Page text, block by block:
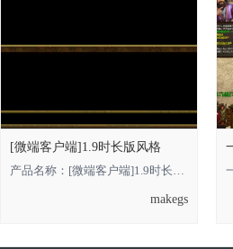
[微端客户端]1.9时长版风格
产品名称：[微端客户端]1.9时长版风格 **** 本内容被作者隐藏 **** **** 本内容被
makegs